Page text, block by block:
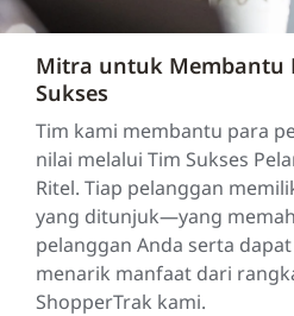
Mitra untuk Membantu
Sukses
Tim kami membantu para
nilai melalui Tim Sukses
Ritel. Tiap pelanggan
yang ditunjuk—yang
pelanggan Anda serta
menarik manfaat dari
ShopperTrak kami.